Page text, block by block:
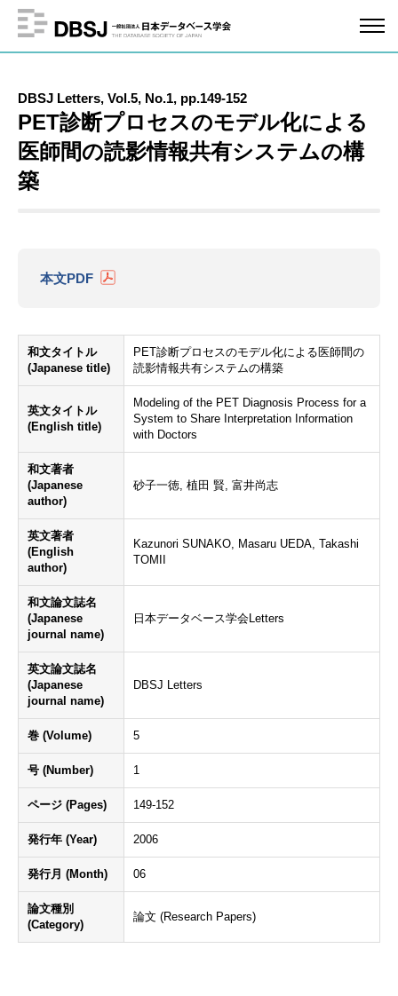
DBSJ Letters, Vol.5, No.1, pp.149-152
PET診断プロセスのモデル化による
医師間の読影情報共有システムの構
築
本文PDF
和文タイトル
(Japanese title)
PET診断プロセスのモデル化による医師間の
読影情報共有システムの構築
英文タイトル
(English title)
Modeling of the PET Diagnosis Process for a
System to Share Interpretation Information
with Doctors
和文著者
(Japanese
author)
砂子一徳, 植田 賢, 富井尚志
英文著者
(English
author)
Kazunori SUNAKO, Masaru UEDA, Takashi
TOMII
和文論文誌名
(Japanese
journal name)
日本データベース学会Letters
英文論文誌名
(Japanese
journal name)
DBSJ Letters
巻 (Volume) 5
号 (Number) 1
ページ (Pages) 149-152
発行年 (Year) 2006
発行月 (Month) 06
論文種別
(Category)
論文 (Research Papers)